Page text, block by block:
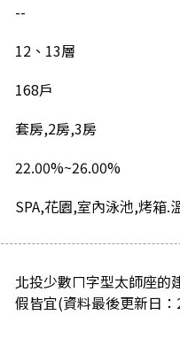
--
12、13層
168戶
套房,2房,3房
22.00%~26.00%
SPA,花園,室內泳池,烤箱.
北投少數ㄇ字型太師座的
假皆宜(資料最後更新日